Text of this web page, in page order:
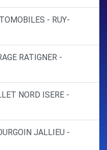
- RUY-
RATIGNER -
NORD ISERE -
JALLIEU -